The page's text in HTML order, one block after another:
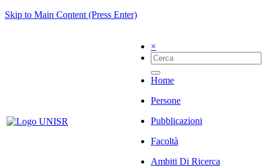
Skip to Main Content (Press Enter)
×
Home
Persone
Pubblicazioni
Facoltà
Ambiti Di Ricerca